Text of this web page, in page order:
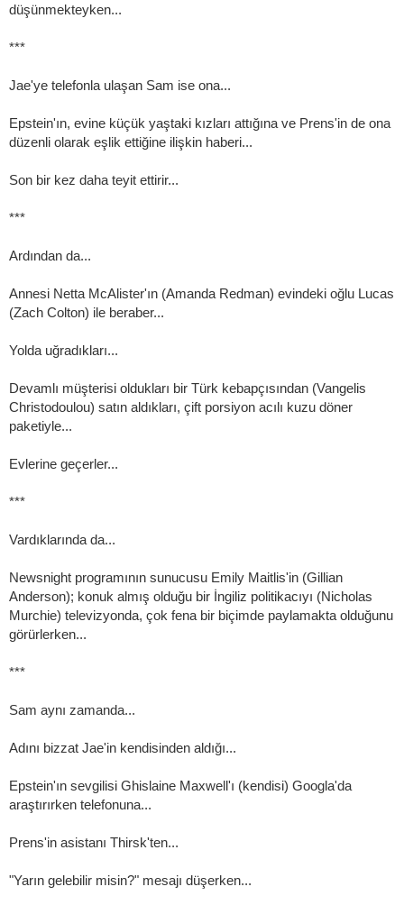
düşünmekteyken...
***
Jae'ye telefonla ulaşan Sam ise ona...
Epstein'ın, evine küçük yaştaki kızları attığına ve Prens'in de ona
düzenli olarak eşlik ettiğine ilişkin haberi...
Son bir kez daha teyit ettirir...
***
Ardından da...
Annesi Netta McAlister'ın (Amanda Redman) evindeki oğlu Lucas
(Zach Colton) ile beraber...
Yolda uğradıkları...
Devamlı müşterisi oldukları bir Türk kebapçısından (Vangelis
Christodoulou) satın aldıkları, çift porsiyon acılı kuzu döner
paketiyle...
Evlerine geçerler...
***
Vardıklarında da...
Newsnight programının sunucusu Emily Maitlis'in (Gillian
Anderson); konuk almış olduğu bir İngiliz politikacıyı (Nicholas
Murchie) televizyonda, çok fena bir biçimde paylamakta olduğunu
görürlerken...
***
Sam aynı zamanda...
Adını bizzat Jae'in kendisinden aldığı...
Epstein'ın sevgilisi Ghislaine Maxwell'ı (kendisi) Googla'da
araştırırken telefonuna...
Prens'in asistanı Thirsk'ten...
"Yarın gelebilir misin?" mesajı düşerken...